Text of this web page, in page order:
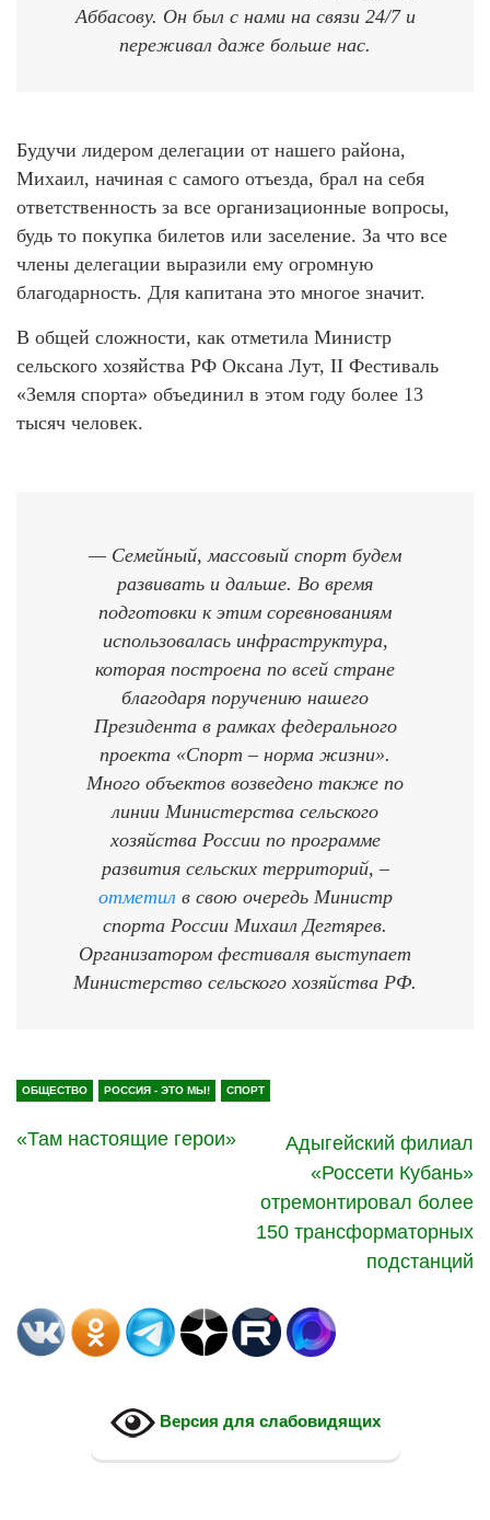
Аббасову. Он был с нами на связи 24/7 и
переживал даже больше нас.
Будучи лидером делегации от нашего района,
Михаил, начиная с самого отъезда, брал на себя
ответственность за все организационные вопросы,
будь то покупка билетов или заселение. За что все
члены делегации выразили ему огромную
благодарность. Для капитана это многое значит.
В общей сложности, как отметила Министр
сельского хозяйства РФ Оксана Лут, II Фестиваль
«Земля спорта» объединил в этом году более 13
тысяч человек.
— Семейный, массовый спорт будем
развивать и дальше. Во время
подготовки к этим соревнованиям
использовалась инфраструктура,
которая построена по всей стране
благодаря поручению нашего
Президента в рамках федерального
проекта «Спорт – норма жизни».
Много объектов возведено также по
линии Министерства сельского
хозяйства России по программе
развития сельских территорий, –
отметилв свою очередь Министр
спорта России Михаил Дегтярев.
Организатором фестиваля выступает
Министерство сельского хозяйства РФ.
ОБЩЕСТВО РОССИЯ - ЭТО МЫ! СПОРТ
«Там настоящие герои»
Адыгейский филиал
«Россети Кубань»
отремонтировал более
150 трансформаторных
подстанций
Версия для слабовидящих